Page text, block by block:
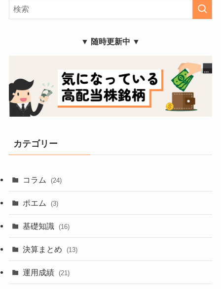
▼ 随時更新中 ▼
カテゴリー
コラム (24)
ポエム (3)
基礎知識 (16)
決算まとめ (13)
運用成績 (21)